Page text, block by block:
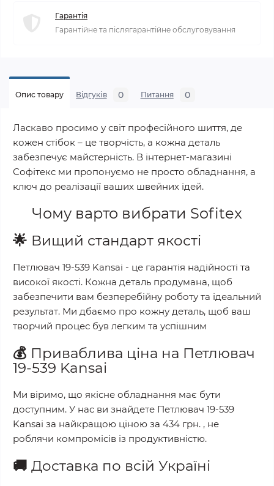
Гарантія
Гарантійне та післягарантійне обслуговування
Опис товару Відгуків 0 Питання 0
Ласкаво просимо у світ професійного шиття, де
кожен стібок – це творчість, а кожна деталь
забезпечує майстерність. В інтернет-магазині
Софітекс ми пропонуємо не просто обладнання, а
ключ до реалізації ваших швейних ідей.
Чому варто вибрати Sofitex
🌟 Вищий стандарт якості
Петлювач 19-539 Kansai - це гарантія надійності та
високої якості. Кожна деталь продумана, щоб
забезпечити вам безперебійну роботу та ідеальний
результат. Ми дбаємо про кожну деталь, щоб ваш
творчий процес був легким та успішним
💰 Приваблива ціна на Петлювач
19-539 Kansai
Ми віримо, що якісне обладнання має бути
доступним. У нас ви знайдете Петлювач 19-539
Kansai за найкращою ціною за 434 грн. , не
роблячи компромісів із продуктивністю.
🚚 Доставка по всій Україні